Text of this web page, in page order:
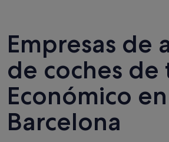
Empresas de
de coches de
Económico en
Barcelona